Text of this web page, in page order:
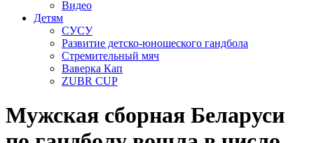
Видео
Детям
СУСУ
Развитие детско-юношеского гандбола
Стремительный мяч
Ваверка Кап
ZUBR CUP
Мужская сборная Беларуси